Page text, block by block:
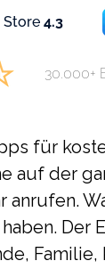
Store 4.3
30.000+
für
auf der
Der